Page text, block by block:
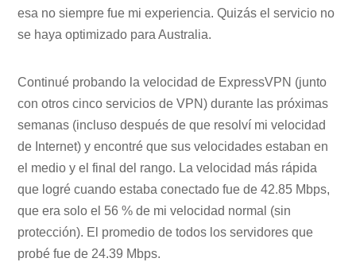
esa no siempre fue mi experiencia. Quizás el servicio no
se haya optimizado para Australia.
Continué probando la velocidad de ExpressVPN (junto
con otros cinco servicios de VPN) durante las próximas
semanas (incluso después de que resolví mi velocidad
de Internet) y encontré que sus velocidades estaban en
el medio y el final del rango. La velocidad más rápida
que logré cuando estaba conectado fue de 42.85 Mbps,
que era solo el 56 % de mi velocidad normal (sin
protección). El promedio de todos los servidores que
probé fue de 24.39 Mbps.